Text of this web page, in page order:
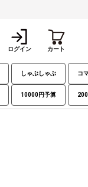
ログイン カート
しゃぶしゃぶ コ
10000円予算